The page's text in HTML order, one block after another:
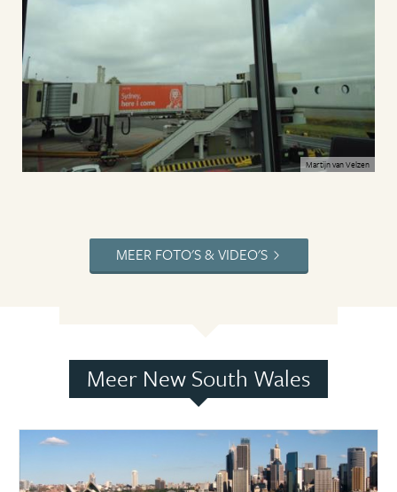
Martijn van Velzen
MEER FOTO'S & VIDEO'S
Meer New South Wales